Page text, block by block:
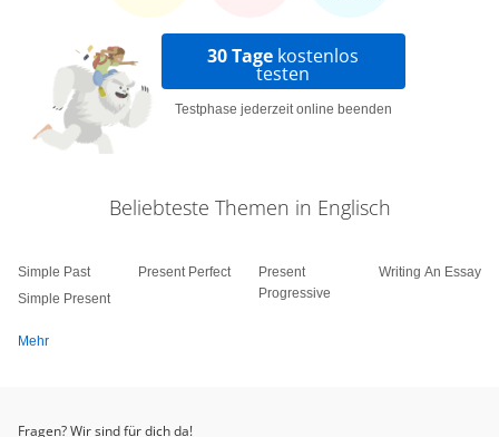
30 Tage kostenlos
testen
Testphase jederzeit online beenden
Beliebteste Themen in Englisch
Simple Past
Simple Present
Present Perfect
Present
Progressive
Writing An Essay
Mehr
Fragen? Wir sind für dich da!